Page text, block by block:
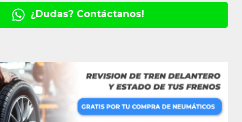
¿Dudas? Contáctanos!